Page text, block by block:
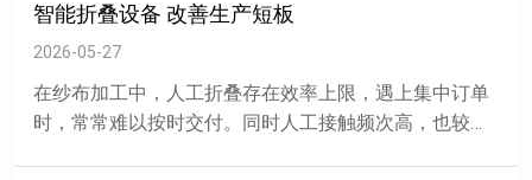
智能折叠设备 改善生产短板
2026-05-27
在纱布加工中，人工折叠存在效率上限，遇上集中订单
时，常常难以按时交付。同时人工接触频次高，也较难